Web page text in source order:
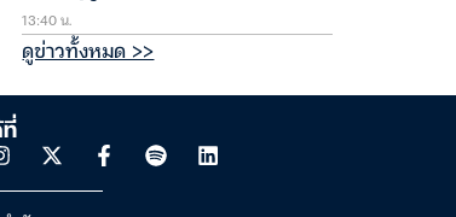
13:40 น.
ดูข่าวทั้งหมด >>
ที่